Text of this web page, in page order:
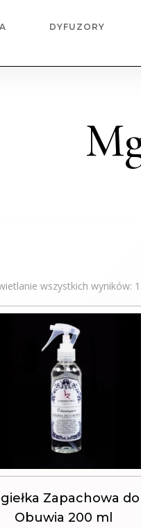
DYFUZORY
wszystkich wyników:
Zapachowa do
Obuwia 200 ml